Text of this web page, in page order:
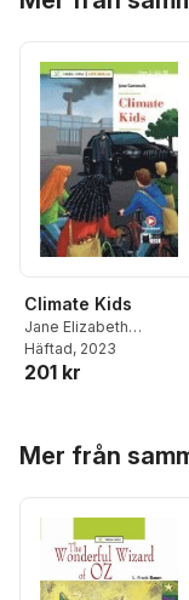
Climate Kids
Jane Elizabeth
Cammack
Häftad, 2023
201 kr
Mer från